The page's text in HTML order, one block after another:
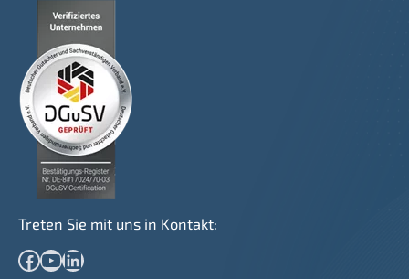
Treten Sie mit uns in Kontakt:
Facebook YouTube LinkedIn